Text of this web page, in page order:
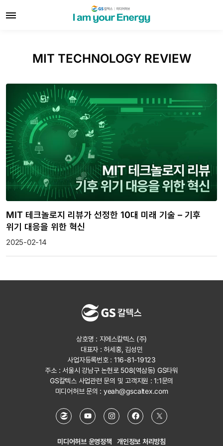
MIT TECHNOLOGY REVIEW
MIT 테크놀로지 리뷰가 선정한 10대 미래 기술 – 기후
위기 대응을 위한 혁신
2025-02-14
상호명 : 지에스칼텍스 (주)
대표자 : 허세홍, 김성민
사업자등록번호 : 116-81-19123
주소 : 서울시 강남구 논현로 508(역삼동) GS타워
GS칼텍스 사업관련 문의 및 고객지원 :1:1문의
미디어허브 문의 : yeah@gscaltex.com
미디어허브 운영정책 개인정보 처리방침